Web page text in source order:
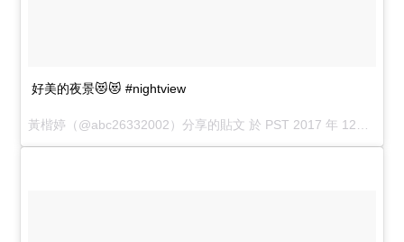
好美的夜景😻😻 #nightview
黃楷婷 （@abc26332002）分享的貼文 於 PST 2017 年 12月 月 30 日 6:51 上午